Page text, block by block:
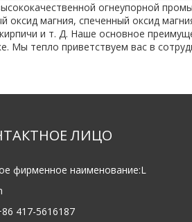
огнеупорной
магния, спеченный оксид
и т. Д. Наше основное
Мы тепло приветствуем вас в
ЛИЦО
фирменное наименование:L
417-5616187